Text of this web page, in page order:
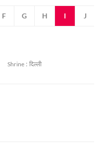
F G H I J
Shrine : दिल्ली